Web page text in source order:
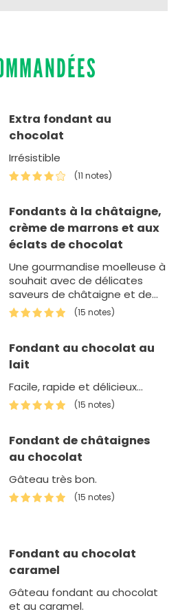
Extra fondant au
chocolat
Irrésistible
(11 notes)
Fondants à la châtaigne,
crème de marrons et aux
éclats de chocolat
Une gourmandise moelleuse à
souhait avec de délicates
saveurs de châtaigne et de
chocolat.
(15 notes)
Fondant au chocolat au
lait
Facile, rapide et délicieux...
(15 notes)
Fondant de châtaignes
au chocolat
Gâteau très bon.
(15 notes)
Fondant au chocolat
caramel
Gâteau fondant au chocolat
et au caramel.